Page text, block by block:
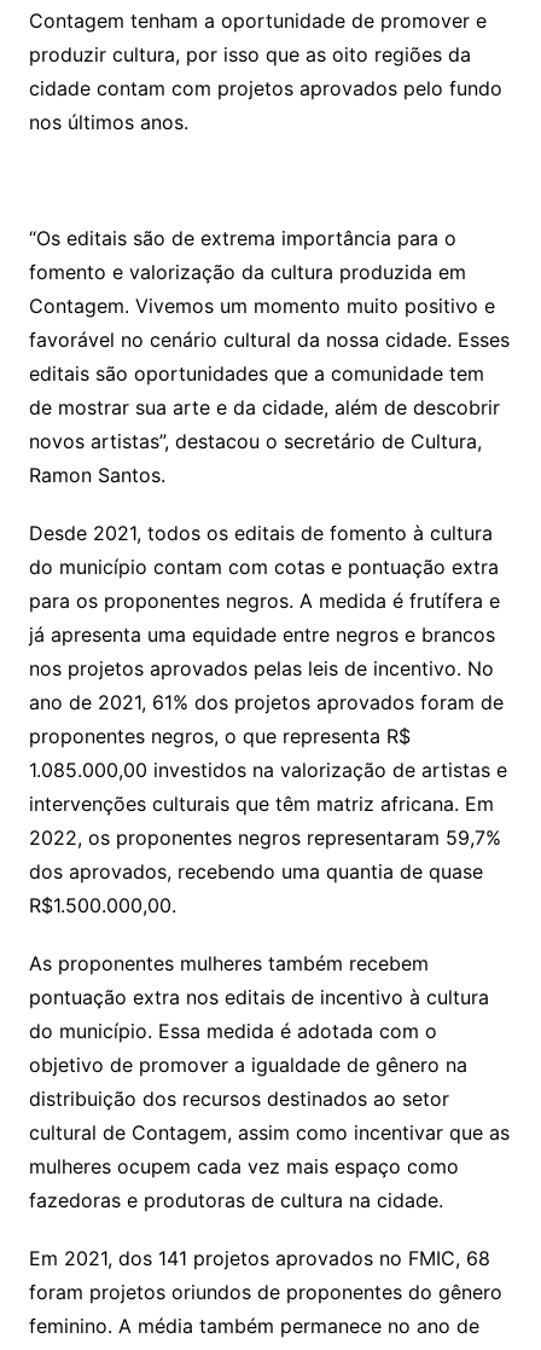
Contagem tenham a oportunidade de promover e
produzir cultura, por isso que as oito regiões da
cidade contam com projetos aprovados pelo fundo
nos últimos anos.
“Os editais são de extrema importância para o
fomento e valorização da cultura produzida em
Contagem. Vivemos um momento muito positivo e
favorável no cenário cultural da nossa cidade. Esses
editais são oportunidades que a comunidade tem
de mostrar sua arte e da cidade, além de descobrir
novos artistas”, destacou o secretário de Cultura,
Ramon Santos.
Desde 2021, todos os editais de fomento à cultura
do município contam com cotas e pontuação extra
para os proponentes negros. A medida é frutífera e
já apresenta uma equidade entre negros e brancos
nos projetos aprovados pelas leis de incentivo. No
ano de 2021, 61% dos projetos aprovados foram de
proponentes negros, o que representa R$
1.085.000,00 investidos na valorização de artistas e
intervenções culturais que têm matriz africana. Em
2022, os proponentes negros representaram 59,7%
dos aprovados, recebendo uma quantia de quase
R$1.500.000,00.
As proponentes mulheres também recebem
pontuação extra nos editais de incentivo à cultura
do município. Essa medida é adotada com o
objetivo de promover a igualdade de gênero na
distribuição dos recursos destinados ao setor
cultural de Contagem, assim como incentivar que as
mulheres ocupem cada vez mais espaço como
fazedoras e produtoras de cultura na cidade.
Em 2021, dos 141 projetos aprovados no FMIC, 68
foram projetos oriundos de proponentes do gênero
feminino. A média também permanece no ano de